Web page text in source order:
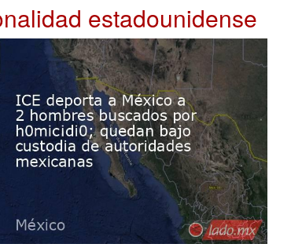
estadounidense